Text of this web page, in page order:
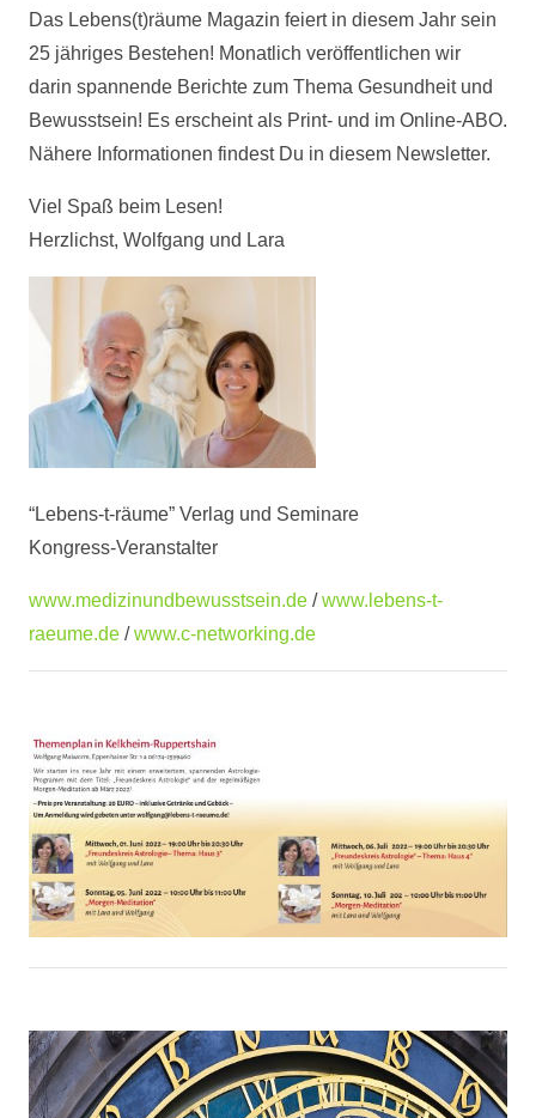
Das Lebens(t)räume Magazin feiert in diesem Jahr sein
25 jähriges Bestehen! Monatlich veröffentlichen wir
darin spannende Berichte zum Thema Gesundheit und
Bewusstsein! Es erscheint als Print- und im Online-ABO.
Nähere Informationen findest Du in diesem Newsletter.
Viel Spaß beim Lesen!
Herzlichst, Wolfgang und Lara
“Lebens-t-räume” Verlag und Seminare
Kongress-Veranstalter
www.medizinundbewusstsein.de /www.lebens-t-
raeume.de /www.c-networking.de